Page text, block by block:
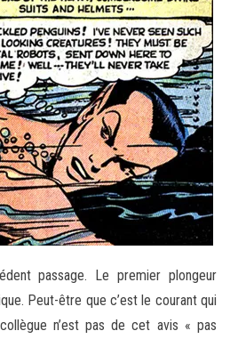
passage. Le premier plongeur
Peut-être que c’est le courant qui
n’est pas de cet avis « pas